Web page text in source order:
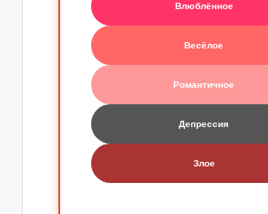
Влюблённое
Весёлое
Романтичное
Депрессия
Злое